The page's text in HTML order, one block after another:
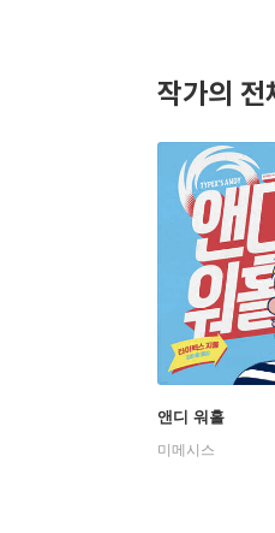
작가의 전
앤디 워홀
미메시스